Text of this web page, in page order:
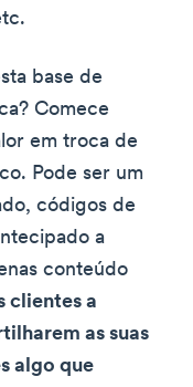
base de
Comece
em troca de
Pode ser um
códigos de
a
conteúdo
clientes a
as suas
algo que